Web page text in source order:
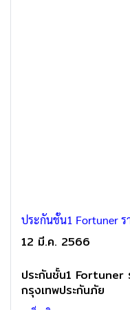
ประกันชั้น1 Fortuner ร
12 มี.ค. 2566
ประกันชั้น1 Fortuner
กรุงเทพประกันภัย